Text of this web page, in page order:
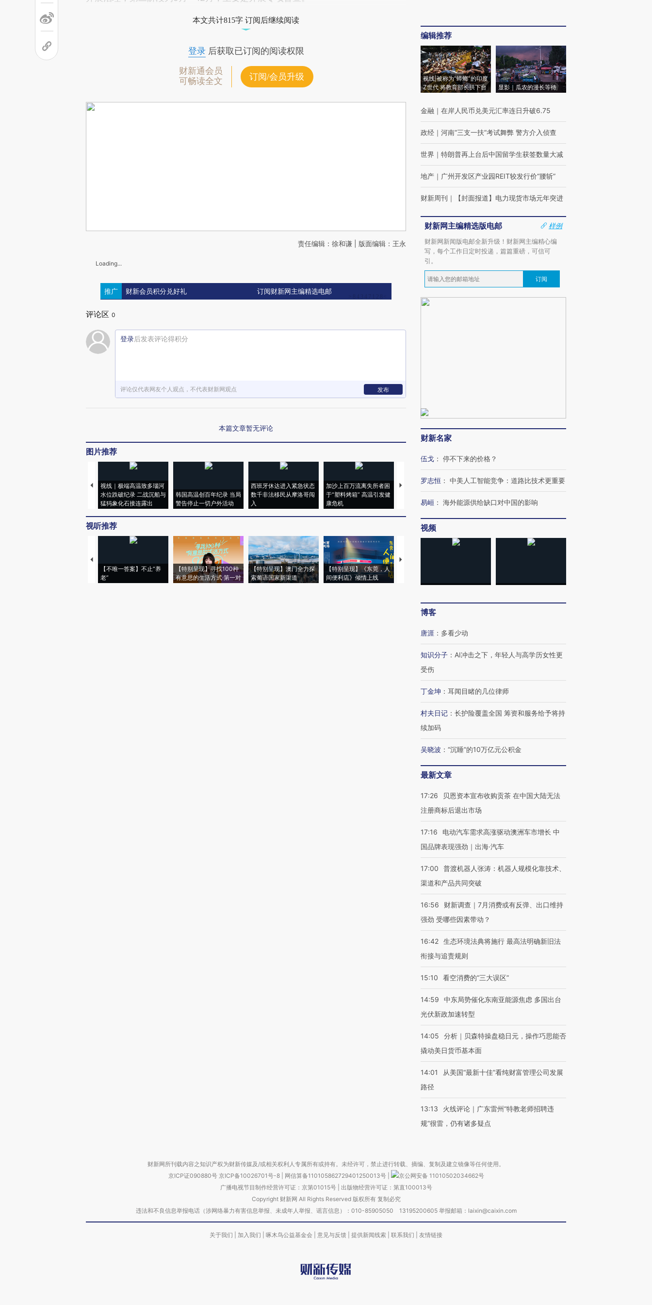
本文共计815字 订阅后继续阅读
登录后获取已订阅的阅读权限
财新通会员
可畅读全文
订阅/会员升级
责任编辑：徐和谦 | 版面编辑：王永
Loading...
推广 财新会员积分兑好礼 订阅财新网主编精选电邮
评论区 0
登录后发表评论得积分
评论仅代表网友个人观点，不代表财新网观点 发布
本篇文章暂无评论
图片推荐
视线｜极端高温致多瑙河
水位跌破纪录 二战沉船与
猛犸象化石接连露出
韩国高温创百年纪录 当局
警告停止一切户外活动
西班牙休达进入紧急状态
数千非法移民从摩洛哥闯
入
加沙上百万流离失所者困
于“塑料烤箱” 高温引发健
康危机
马航飞行员跨国走私7万
视线｜HYROX的吸金
心“花钱找虐”？
视听推荐
【不唯一答案】不止“养
老”
【特别呈现】寻找100种
有意思的生活方式·第一对
【特别呈现】澳门全力探
索葡语国家新渠道
【特别呈现】《东莞，人
间便利店》倾情上线
【推广】走进第四届链博
编辑推荐
视线|被称为“蟑螂”的印度
Z世代 将教育部长拱下台
显影｜瓜农的漫长等待
金融 ｜ 在岸人民币兑美元汇率连日升破6.75
政经 ｜ 河南“三支一扶”考试舞弊 警方介入侦查
世界 ｜ 特朗普再上台后中国留学生获签数量大减
地产 ｜ 广州开发区产业园REIT较发行价“腰斩”
财新周刊 ｜ 【封面报道】电力现货市场元年突进
财新网主编精选版电邮
样例
财新网新闻版电邮全新升级！财新网主编精心编
写，每个工作日定时投递，篇篇重磅，可信可
引。
订阅
财新名家
伍戈 ： 停不下来的价格？
罗志恒 ： 中美人工智能竞争：道路比技术更重要
易峘 ： 海外能源供给缺口对中国的影响
视频
博客
唐涯 ： 多看少动
知识分子 ： AI冲击之下，年轻人与高学历女性更
受伤
丁金坤 ： 耳闻目睹的几位律师
村夫日记 ： 长护险覆盖全国 筹资和服务给予将持
续加码
吴晓波 ： “沉睡”的10万亿元公积金
最新文章
17:26
贝恩资本宣布收购贡茶 在中国大陆无法
注册商标后退出市场
17:16
电动汽车需求高涨驱动澳洲车市增长 中
国品牌表现强劲｜出海·汽车
17:00
普渡机器人张涛：机器人规模化靠技术、
渠道和产品共同突破
16:56
财新调查｜7月消费或有反弹、出口维持
强劲 受哪些因素带动？
16:42 生态环境法典将施行 最高法明确新旧法
衔接与追责规则
15:10 看空消费的“三大误区”
14:59
中东局势催化东南亚能源焦虑 多国出台
光伏新政加速转型
14:05
分析｜贝森特操盘稳日元，操作巧思能否
撬动美日货币基本面
14:01
从美国“最新十佳”看纯财富管理公司发展
路径
13:13
火线评论｜广东雷州“特教老师招聘违
规”很雷，仍有诸多疑点
财新网所刊载内容之知识产权为财新传媒及/或相关权利人专属所有或持有。未经许可，禁止进行转载、摘编、复制及建立镜像等任何使用。
京ICP证090880号 京ICP备10026701号-8 网信算备110105862729401250013号
京公网安备 11010502034662号
广播电视节目制作经营许可证：京第01015号| 出版物经营许可证：第直100013号
Copyright 财新网 All Rights Reserved 版权所有 复制必究
违法和不良信息举报电话（涉网络暴力有害信息举报、未成年人举报、谣言信息）：010-85905050 13195200605 举报邮箱：laixin@caixin.com
关于我们 加入我们 啄木鸟公益基金会 意见与反馈 提供新闻线索 联系我们 友情链接